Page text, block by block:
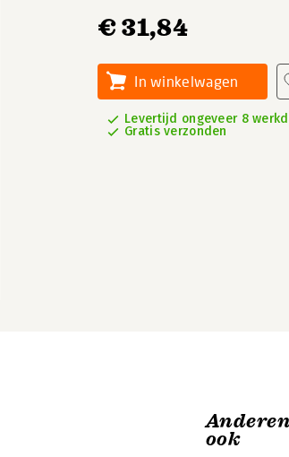
€ 31,84
In winkelwagen
Levertijd ongeveer 8
Gratis verzonden
ook